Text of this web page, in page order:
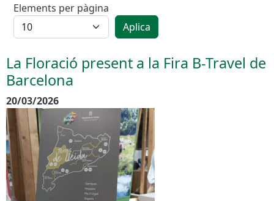
Elements per pàgina
Aplica
La Floració present a la Fira B-Travel de
Barcelona
20/03/2026